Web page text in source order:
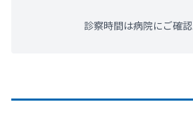
診察時間は病院にご確